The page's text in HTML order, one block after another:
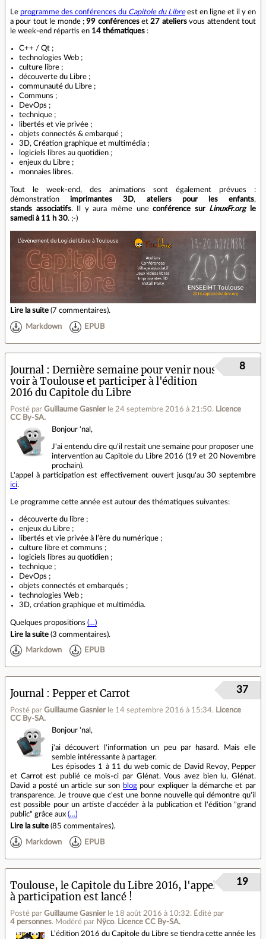
Le programme des conférences du Capitole du Libreest en ligne et il y en
a pour tout le monde ;99 conférenceset27 ateliersvous attendent tout
le week‐end répartis en 14 thématiques :
C++ / Qt ;
technologies Web ;
culture libre ;
découverte du Libre ;
communauté du Libre ;
Communs ;
DevOps ;
technique ;
libertés et vie privée ;
objets connectés & embarqué ;
3D, Création graphique et multimédia ;
logiciels libres au quotidien ;
enjeux du Libre ;
monnaies libres.
Tout le week‐end, des animations sont également prévues :
démonstrationimprimantes 3D, ateliers pour les enfants,
stands associatifs. Il y aura même uneconférence sur LinuxFr.orgle
samedi à 11 h 30. ;-)
Lire la suite (7 commentaires).
Markdown EPUB
Journal
Dernière semaine pour venir nous
voir à Toulouse et participer à l'édition
2016 du Capitole du Libre
Posté par Guillaume Gasnier le 24 septembre 2016 à 21:50. Licence
CC By‑SA.
8
Bonjour 'nal,
J'ai entendu dire qu'il restait une semaine pour proposer une
intervention au Capitole du Libre 2016 (19 et 20 Novembre
prochain).
L'appel à participation est effectivement ouvert jusqu'au 30 septembre
ici.
Le programme cette année est autour des thématiques suivantes:
découverte du libre ;
enjeux du Libre ;
libertés et vie privée à l’ère du numérique ;
culture libre et communs ;
logiciels libres au quotidien ;
technique ;
DevOps ;
objets connectés et embarqués ;
technologies Web ;
3D, création graphique et multimédia.
Quelques propositions (…)
Lire la suite (3 commentaires).
Markdown EPUB
Journal Pepper et Carrot
Posté par Guillaume Gasnier le 14 septembre 2016 à 15:34. Licence
CC By‑SA.
37
Bonjour 'nal,
j'ai découvert l'information un peu par hasard. Mais elle
semble intéressante à partager.
Les épisodes 1 à 11 du web comic de David Revoy, Pepper
et Carrot est publié ce mois-ci par Glénat. Vous avez bien lu, Glénat.
David a posté un article sur son blogpour expliquer la démarche et par
transparence. Je trouve que c'est une bonne nouvelle qui démontre qu'il
est possible pour un artiste d’accéder à la publication et l'édition "grand
public" grâce aux (…)
Lire la suite (85 commentaires).
Markdown EPUB
Toulouse, le Capitole du Libre 2016, l'appel
à participation est lancé !
Posté par Guillaume Gasnier le 18 août 2016 à 10:32. Édité par
4 personnes. Modéré par Nÿco. Licence CC By‑SA.
19
L’édition 2016 du Capitole du Libre se tiendra cette année les